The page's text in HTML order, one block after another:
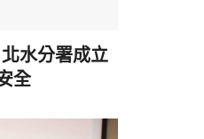
水分署成立
全